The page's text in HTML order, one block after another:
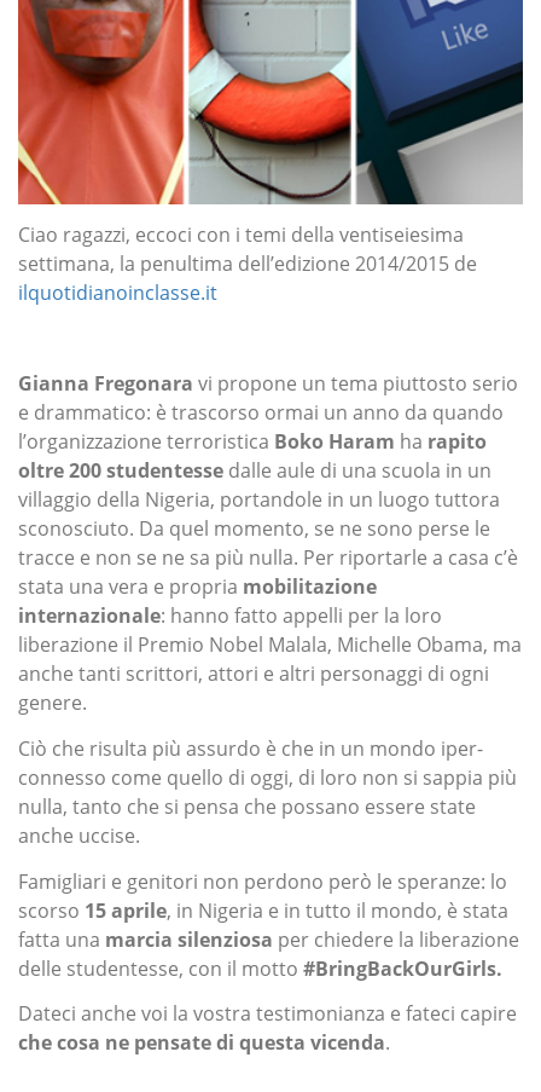
Ciao ragazzi, eccoci con i temi della ventiseiesima
settimana, la penultima dell’edizione 2014/2015 de
ilquotidianoinclasse.it
Gianna Fregonara vi propone un tema piuttosto serio
e drammatico: è trascorso ormai un anno da quando
l’organizzazione terroristica Boko Haram ha rapito
oltre 200 studentesse dalle aule di una scuola in un
villaggio della Nigeria, portandole in un luogo tuttora
sconosciuto. Da quel momento, se ne sono perse le
tracce e non se ne sa più nulla. Per riportarle a casa c’è
stata una vera e propria mobilitazione
internazionale: hanno fatto appelli per la loro
liberazione il Premio Nobel Malala, Michelle Obama, ma
anche tanti scrittori, attori e altri personaggi di ogni
genere.
Ciò che risulta più assurdo è che in un mondo iper-
connesso come quello di oggi, di loro non si sappia più
nulla, tanto che si pensa che possano essere state
anche uccise.
Famigliari e genitori non perdono però le speranze: lo
scorso 15 aprile, in Nigeria e in tutto il mondo, è stata
fatta una marcia silenziosa per chiedere la liberazione
delle studentesse, con il motto #BringBackOurGirls.
Dateci anche voi la vostra testimonianza e fateci capire
che cosa ne pensate di questa vicenda.